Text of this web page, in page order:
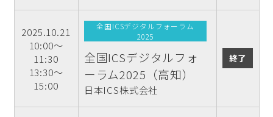
2025.10.21
10:00～
11:30
13:30～
15:00
全国ICSデジタルフォーラム
2025
全国ICSデジタルフォ
ーラム2025（高知）
日本ICS株式会社
終了